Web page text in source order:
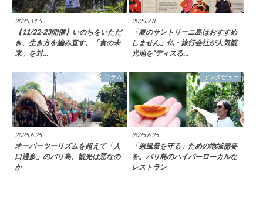
2025.11.5
【11/22-23開催】いのちをいただ
き、生き方を編み直す。「食の未
来」を対…
2025.7.3
「夏のサントリーニ島はおすすめ
しません」仏・旅行会社が人気観
光地を“ディスる…
コラム
2025.6.25
オーバーツーリズムを超えて「人
口過多」のバリ島。観光は悪なの
か
インタビュー
2025.6.25
「原風景を守る」ための地域需要
を。バリ島のハイパーローカルな
レストラン